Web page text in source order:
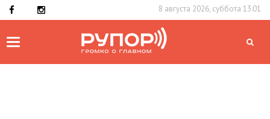
8 августа 2026, суббота 13:01
Toggle